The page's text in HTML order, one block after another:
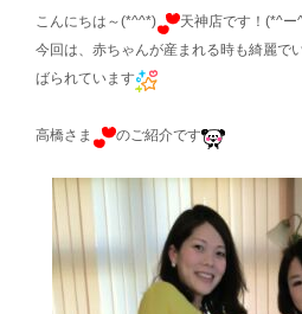
こんにちは～(*^^*)
天神店です！(*^ー
今回は、赤ちゃんが産まれる時も綺麗で
ばられています
高橋さま のご紹介です